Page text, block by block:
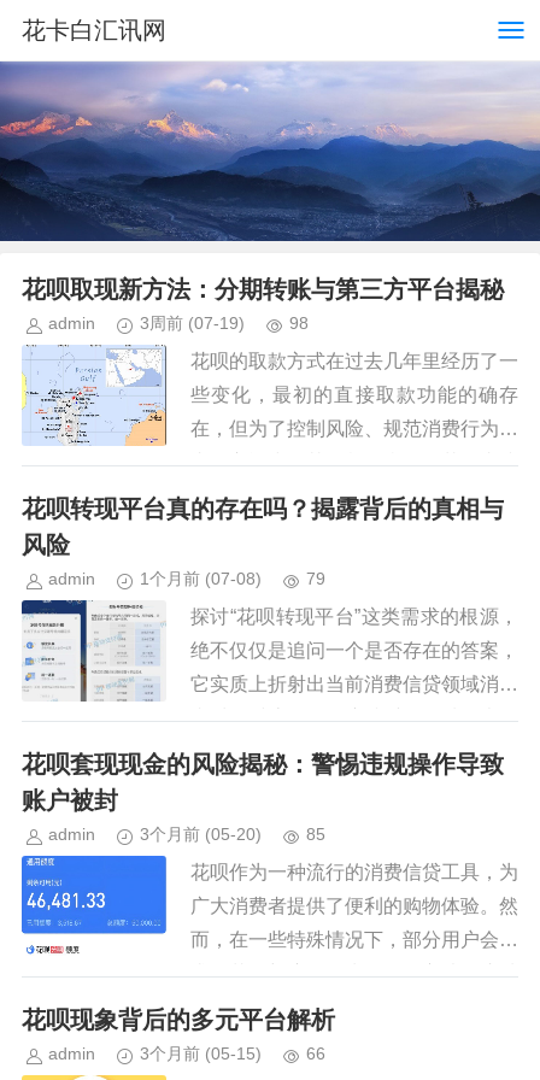
花卡白汇讯网
花呗取现新方法：分期转账与第三方平台揭秘
admin 3周前 (07-19) 98
花呗的取款方式在过去几年里经历了一
些变化，最初的直接取款功能的确存
在，但为了控制风险、规范消费行为，
支付宝逐步将其收紧。当前，花呗直接
取款已经不可行，用户无法像信用卡一
花呗转现平台真的存在吗？揭露背后的真相与
风险
admin 1个月前 (07-08) 79
探讨“花呗转现平台”这类需求的根源，
绝不仅仅是追问一个是否存在的答案，
它实质上折射出当前消费信贷领域消费
者对即时流动性极度缺乏的一种焦虑信
号。这种求询本身就标志着传统消费周
花呗套现现金的风险揭秘：警惕违规操作导致
账户被封
admin 3个月前 (05-20) 85
花呗作为一种流行的消费信贷工具，为
广大消费者提供了便利的购物体验。然
而，在一些特殊情况下，部分用户会寻
求将花呗额度转化为现金的方法，这种
行为通常被称为“套现”。尽管市场上存
花呗现象背后的多元平台解析
admin 3个月前 (05-15) 66